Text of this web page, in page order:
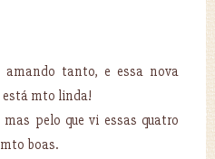
amando tanto, e essa nova
está mto linda!
pelo que vi essas quatro
boas.